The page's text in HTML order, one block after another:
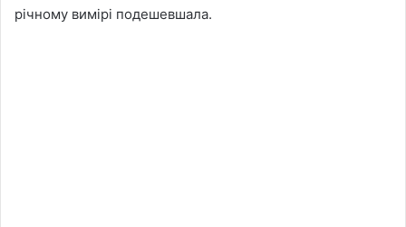
річному вимірі подешевшала.